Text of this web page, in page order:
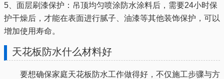
5、面层刷漆保护：吊顶均匀喷涂防水涂料后，需要24小时保
护干燥后，才能在表面进行腻子、油漆等其他装饰保护，可以
增加使用寿命。
天花板防水什么材料好
要想确保家庭天花板防水工作做得好，不仅施工步骤与方